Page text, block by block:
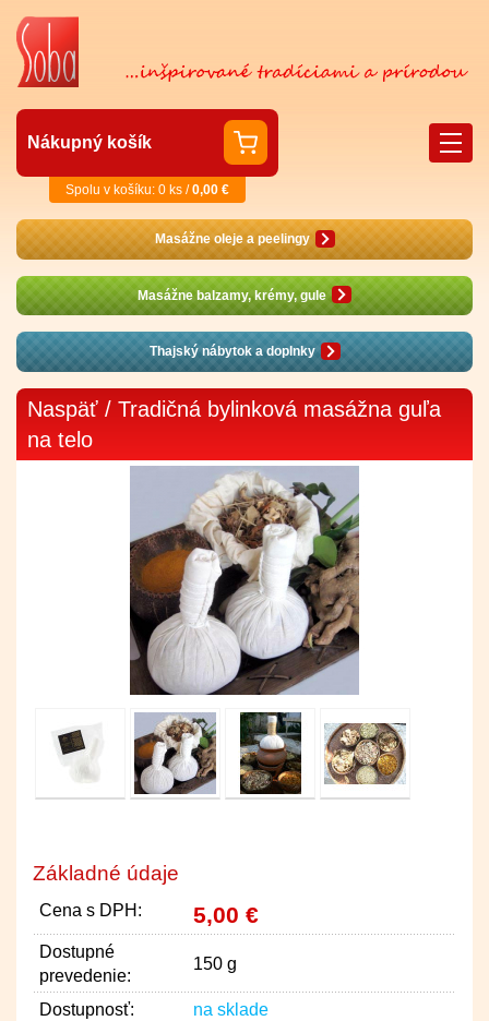
Nákupný košík
Spolu v košíku: 0 ks /0,00 €
Masážne oleje a peelingy
Masážne balzamy, krémy, gule
Thajský nábytok a doplnky
Naspäť / Tradičná bylinková masážna guľa
na telo
Základné údaje
Cena s DPH: 5,00 €
Dostupné
prevedenie:
150 g
Dostupnosť:
na sklade